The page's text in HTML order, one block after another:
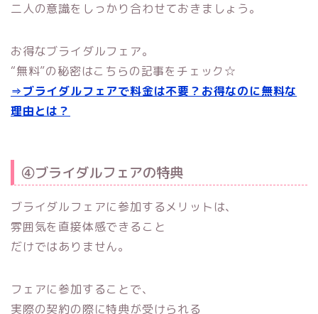
二人の意識をしっかり合わせておきましょう。
お得なブライダルフェア。
“無料”の秘密はこちらの記事をチェック☆
⇒ブライダルフェアで料金は不要？お得なのに無料な
理由とは？
④ブライダルフェアの特典
ブライダルフェアに参加するメリットは、
雰囲気を直接体感できること
だけではありません。
フェアに参加することで、
実際の契約の際に特典が受けられる